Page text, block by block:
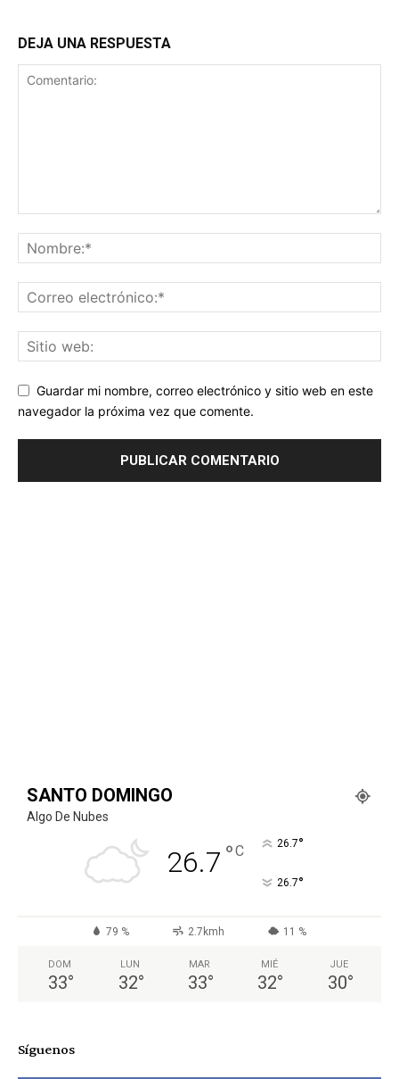
DEJA UNA RESPUESTA
Guardar mi nombre, correo electrónico y sitio web en este
navegador la próxima vez que comente.
SANTO DOMINGO
Algo De Nubes
26.7 °C 26.7°
26.7°
79 % 2.7kmh 11 %
DOM
33°
LUN
32°
MAR
33°
MIÉ
32°
JUE
30°
Síguenos